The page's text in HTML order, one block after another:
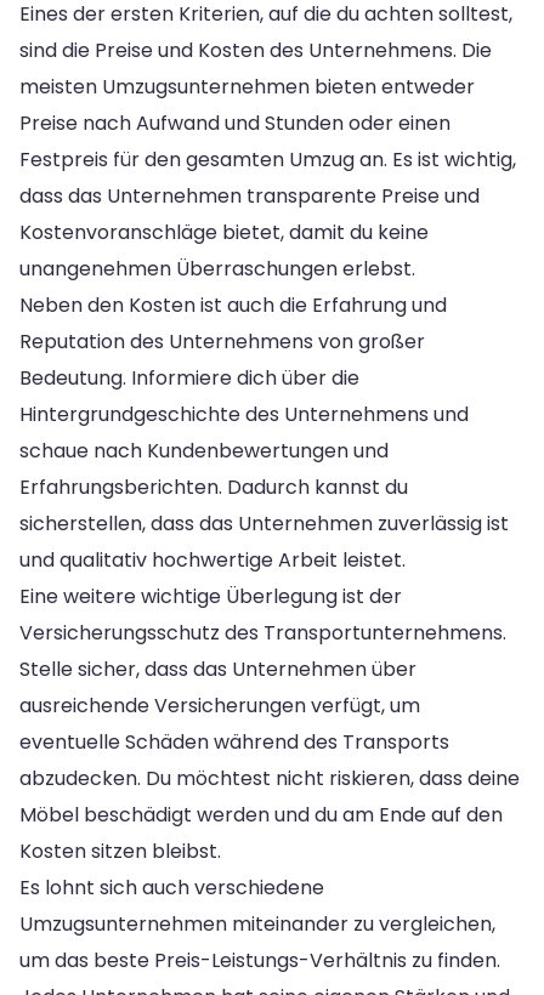
Eines der ersten Kriterien, auf die du achten solltest,
sind die Preise und Kosten des Unternehmens. Die
meisten Umzugsunternehmen bieten entweder
Preise nach Aufwand und Stunden oder einen
Festpreis für den gesamten Umzug an. Es ist wichtig,
dass das Unternehmen transparente Preise und
Kostenvoranschläge bietet, damit du keine
unangenehmen Überraschungen erlebst.
Neben den Kosten ist auch die Erfahrung und
Reputation des Unternehmens von großer
Bedeutung. Informiere dich über die
Hintergrundgeschichte des Unternehmens und
schaue nach Kundenbewertungen und
Erfahrungsberichten. Dadurch kannst du
sicherstellen, dass das Unternehmen zuverlässig ist
und qualitativ hochwertige Arbeit leistet.
Eine weitere wichtige Überlegung ist der
Versicherungsschutz des Transportunternehmens.
Stelle sicher, dass das Unternehmen über
ausreichende Versicherungen verfügt, um
eventuelle Schäden während des Transports
abzudecken. Du möchtest nicht riskieren, dass deine
Möbel beschädigt werden und du am Ende auf den
Kosten sitzen bleibst.
Es lohnt sich auch verschiedene
Umzugsunternehmen miteinander zu vergleichen,
um das beste Preis-Leistungs-Verhältnis zu finden.